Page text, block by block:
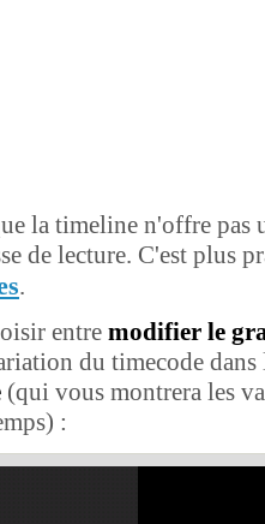
la timeline n'offre pas
de lecture. C'est plus
.
entre modifier le
du timecode
(qui vous montrera les
: